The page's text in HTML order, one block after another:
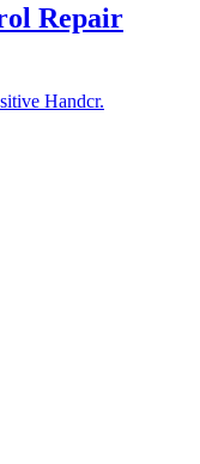
Repair